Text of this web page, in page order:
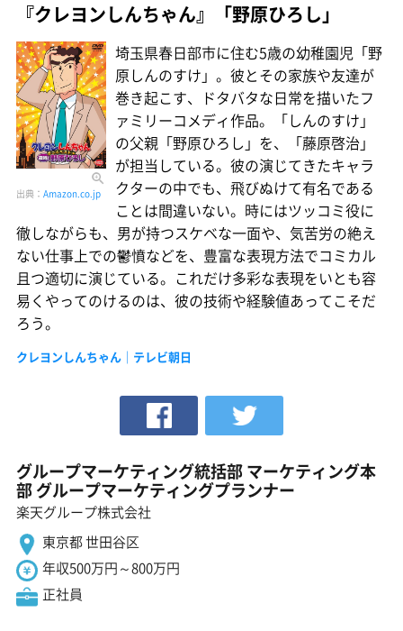
『クレヨンしんちゃん』「野原ひろし」
出典： Amazon.co.jp
埼玉県春日部市に住む5歳の幼稚園児「野
原しんのすけ」。彼とその家族や友達が
巻き起こす、ドタバタな日常を描いたフ
ァミリーコメディ作品。「しんのすけ」
の父親「野原ひろし」を、「藤原啓治」
が担当している。彼の演じてきたキャラ
クターの中でも、飛びぬけて有名である
ことは間違いない。時にはツッコミ役に
徹しながらも、男が持つスケベな一面や、気苦労の絶え
ない仕事上での鬱憤などを、豊富な表現方法でコミカル
且つ適切に演じている。これだけ多彩な表現をいとも容
易くやってのけるのは、彼の技術や経験値あってこそだ
ろう。
クレヨンしんちゃん｜テレビ朝日
グループマーケティング統括部 マーケティング本
部 グループマーケティングプランナー
楽天グループ株式会社
東京都 世田谷区
年収500万円～800万円
正社員